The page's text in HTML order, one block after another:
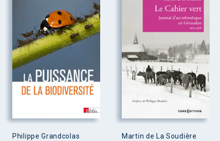
Philippe Grandcolas Martin de La Soudière